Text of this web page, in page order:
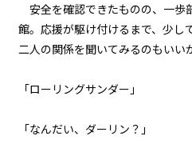
第１話
『
＜２４
安全を確認できたものの、一歩
館。応援が駆け付けるまで、少し
二人の関係を聞いてみるのもいい
「ローリングサンダー」
「なんだい、ダーリン？」